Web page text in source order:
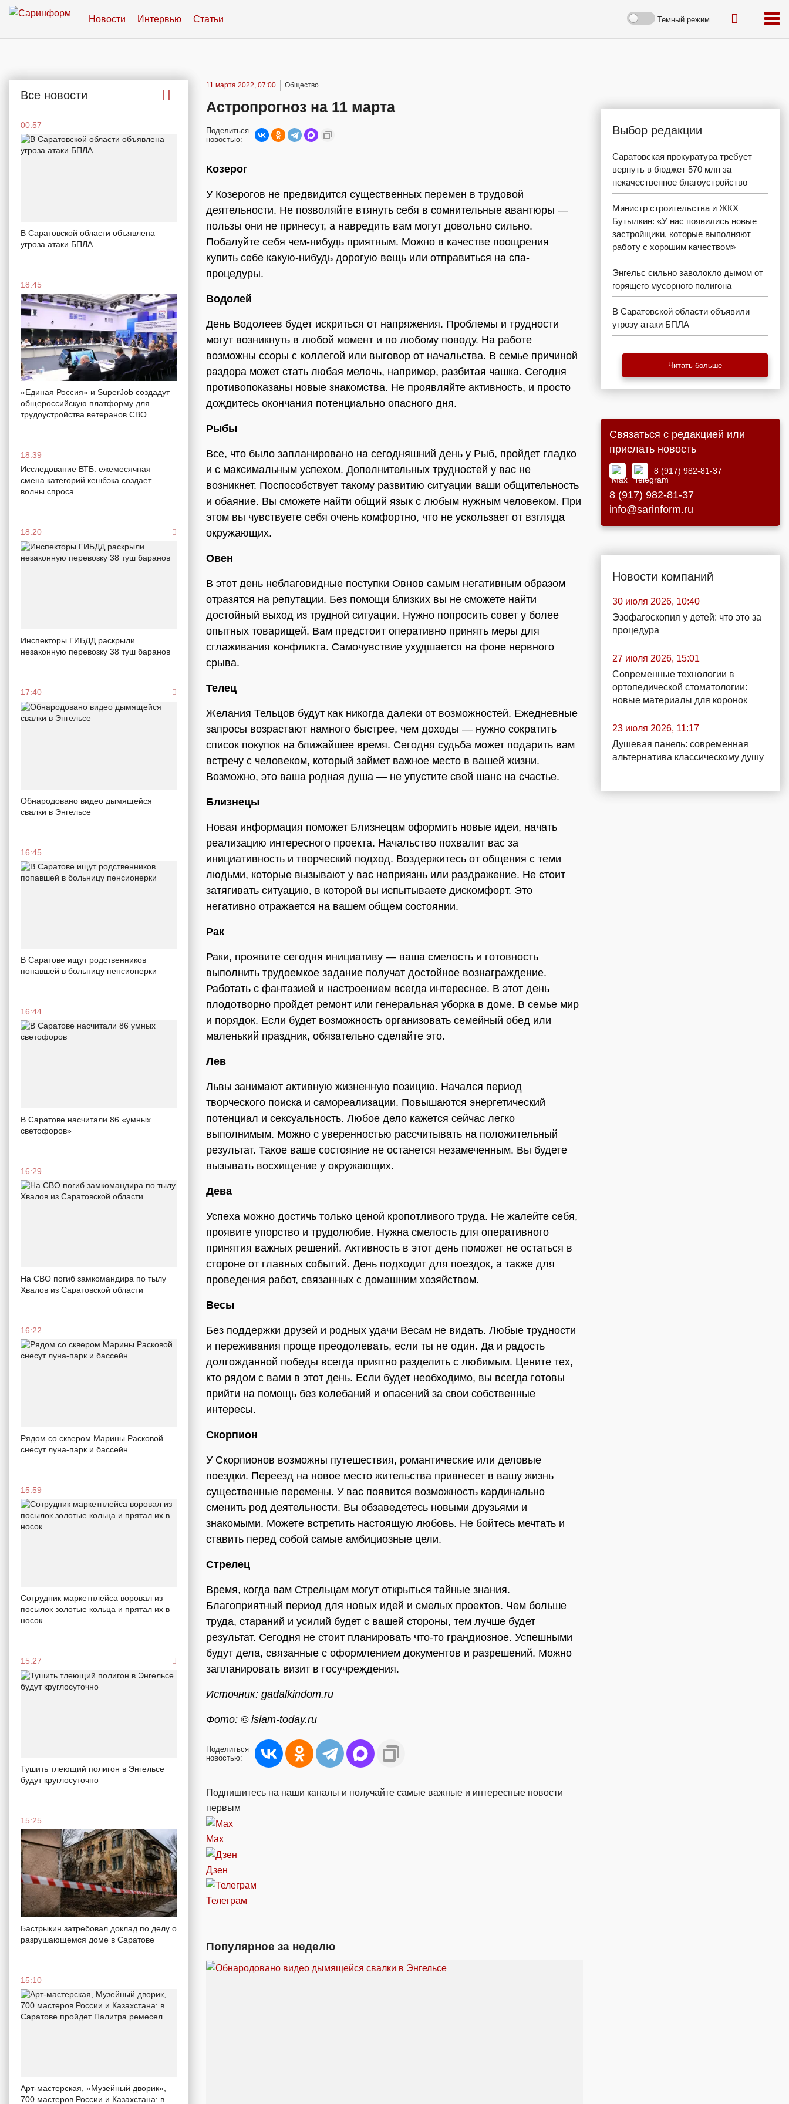
Новости Интервью Статьи Темный режим
Все новости
00:57
В Саратовской области объявлена
угроза атаки БПЛА
18:45
«Единая Россия» и SuperJob создадут
общероссийскую платформу для
трудоустройства ветеранов СВО
18:39
Исследование ВТБ: ежемесячная
смена категорий кешбэка создает
волны спроса
18:20
Инспекторы ГИБДД раскрыли
незаконную перевозку 38 туш баранов
17:40
Обнародовано видео дымящейся
свалки в Энгельсе
16:45
В Саратове ищут родственников
попавшей в больницу пенсионерки
16:44
В Саратове насчитали 86 «умных
светофоров»
16:29
На СВО погиб замкомандира по тылу
Хвалов из Саратовской области
16:22
Рядом со сквером Марины Расковой
снесут луна-парк и бассейн
15:59
Сотрудник маркетплейса воровал из
посылок золотые кольца и прятал их в
носок
15:27
Тушить тлеющий полигон в Энгельсе
будут круглосуточно
15:25
Бастрыкин затребовал доклад по делу о
разрушающемся доме в Саратове
15:10
Арт-мастерская, «Музейный дворик»,
700 мастеров России и Казахстана: в
11 марта 2022, 07:00 Общество
Астропрогноз на 11 марта
Поделиться
новостью:
Козерог
У Козерогов не предвидится существенных перемен в трудовой
деятельности. Не позволяйте втянуть себя в сомнительные авантюры —
пользы они не принесут, а навредить вам могут довольно сильно.
Побалуйте себя чем-нибудь приятным. Можно в качестве поощрения
купить себе какую-нибудь дорогую вещь или отправиться на спа-
процедуры.
Водолей
День Водолеев будет искриться от напряжения. Проблемы и трудности
могут возникнуть в любой момент и по любому поводу. На работе
возможны ссоры с коллегой или выговор от начальства. В семье причиной
раздора может стать любая мелочь, например, разбитая чашка. Сегодня
противопоказаны новые знакомства. Не проявляйте активность, и просто
дождитесь окончания потенциально опасного дня.
Рыбы
Все, что было запланировано на сегодняшний день у Рыб, пройдет гладко
и с максимальным успехом. Дополнительных трудностей у вас не
возникнет. Поспособствует такому развитию ситуации ваши общительность
и обаяние. Вы сможете найти общий язык с любым нужным человеком. При
этом вы чувствуете себя очень комфортно, что не ускользает от взгляда
окружающих.
Овен
В этот день неблаговидные поступки Овнов самым негативным образом
отразятся на репутации. Без помощи близких вы не сможете найти
достойный выход из трудной ситуации. Нужно попросить совет у более
опытных товарищей. Вам предстоит оперативно принять меры для
сглаживания конфликта. Самочувствие ухудшается на фоне нервного
срыва.
Телец
Желания Тельцов будут как никогда далеки от возможностей. Ежедневные
запросы возрастают намного быстрее, чем доходы — нужно сократить
список покупок на ближайшее время. Сегодня судьба может подарить вам
встречу с человеком, который займет важное место в вашей жизни.
Возможно, это ваша родная душа — не упустите свой шанс на счастье.
Близнецы
Новая информация поможет Близнецам оформить новые идеи, начать
реализацию интересного проекта. Начальство похвалит вас за
инициативность и творческий подход. Воздержитесь от общения с теми
людьми, которые вызывают у вас неприязнь или раздражение. Не стоит
затягивать ситуацию, в которой вы испытываете дискомфорт. Это
негативно отражается на вашем общем состоянии.
Рак
Раки, проявите сегодня инициативу — ваша смелость и готовность
выполнить трудоемкое задание получат достойное вознаграждение.
Работать с фантазией и настроением всегда интереснее. В этот день
плодотворно пройдет ремонт или генеральная уборка в доме. В семье мир
и порядок. Если будет возможность организовать семейный обед или
маленький праздник, обязательно сделайте это.
Лев
Львы занимают активную жизненную позицию. Начался период
творческого поиска и самореализации. Повышаются энергетический
потенциал и сексуальность. Любое дело кажется сейчас легко
выполнимым. Можно с уверенностью рассчитывать на положительный
результат. Такое ваше состояние не останется незамеченным. Вы будете
вызывать восхищение у окружающих.
Дева
Успеха можно достичь только ценой кропотливого труда. Не жалейте себя,
проявите упорство и трудолюбие. Нужна смелость для оперативного
принятия важных решений. Активность в этот день поможет не остаться в
стороне от главных событий. День подходит для поездок, а также для
проведения работ, связанных с домашним хозяйством.
Весы
Без поддержки друзей и родных удачи Весам не видать. Любые трудности
и переживания проще преодолевать, если ты не один. Да и радость
долгожданной победы всегда приятно разделить с любимым. Цените тех,
кто рядом с вами в этот день. Если будет необходимо, вы всегда готовы
прийти на помощь без колебаний и опасений за свои собственные
интересы.
Скорпион
У Скорпионов возможны путешествия, романтические или деловые
поездки. Переезд на новое место жительства привнесет в вашу жизнь
существенные перемены. У вас появится возможность кардинально
сменить род деятельности. Вы обзаведетесь новыми друзьями и
знакомыми. Можете встретить настоящую любовь. Не бойтесь мечтать и
ставить перед собой самые амбициозные цели.
Стрелец
Время, когда вам Стрельцам могут открыться тайные знания.
Благоприятный период для новых идей и смелых проектов. Чем больше
труда, стараний и усилий будет с вашей стороны, тем лучше будет
результат. Сегодня не стоит планировать что-то грандиозное. Успешными
будут дела, связанные с оформлением документов и разрешений. Можно
запланировать визит в госучреждения.
Источник: gadalkindom.ru
Фото: © islam-today.ru
Поделиться
новостью:
Подпишитесь на наши каналы и получайте самые важные и интересные новости
первым
Max
Дзен
Телеграм
Популярное за неделю
Выбор редакции
Саратовская прокуратура требует
вернуть в бюджет 570 млн за
некачественное благоустройство
Министр строительства и ЖКХ
Бутылкин: «У нас появились новые
застройщики, которые выполняют
работу с хорошим качеством»
Энгельс сильно заволокло дымом от
горящего мусорного полигона
В Саратовской области объявили
угрозу атаки БПЛА
Читать больше
Связаться с редакцией или
прислать новость
8 (917) 982-81-37
8 (917) 982-81-37
info@sarinform.ru
Новости компаний
30 июля 2026, 10:40
Эзофагоскопия у детей: что это за
процедура
27 июля 2026, 15:01
Современные технологии в
ортопедической стоматологии:
новые материалы для коронок
23 июля 2026, 11:17
Душевая панель: современная
альтернатива классическому душу